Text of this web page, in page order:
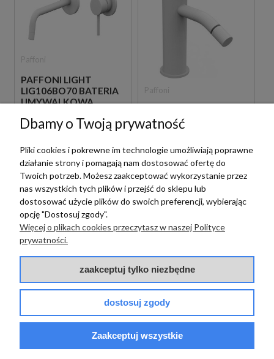
PAFFONI LIGHT
LIG106BO70 BATERIA
UMYWALKOWA
JEDNOUCHWYTOWA
LIG131BO BATERIA
BIDETOWA STOJĄCA
BIAŁA
719,00 zł szt.
Paffoni
PAFFONI LIGHT
LIG105BO70 BATERIA
UMYWALKOWA
Paffoni
Dbamy o Twoją prywatność
Pliki cookies i pokrewne im technologie umożliwiają poprawne
działanie strony i pomagają nam dostosować ofertę do
Twoich potrzeb. Możesz zaakceptować wykorzystanie przez
nas wszystkich tych plików i przejść do sklepu lub
dostosować użycie plików do swoich preferencji, wybierając
opcję "Dostosuj zgody".
Więcej o plikach cookies przeczytasz w naszej Polityce
prywatności.
zaakceptuj tylko niezbędne
dostosuj zgody
Zaakceptuj wszystkie